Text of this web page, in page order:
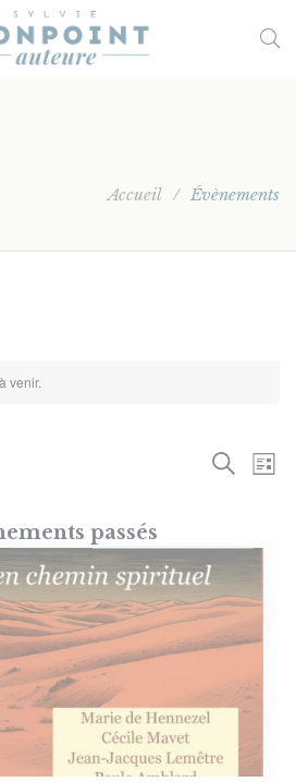
Accueil / Évènements
venir.
de
vues
Recherche
Liste
passés